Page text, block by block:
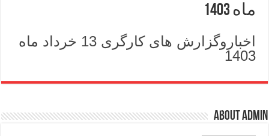
ماه 1403
اخباروگزارش های کارگری 13 خرداد ماه
1403
About admin